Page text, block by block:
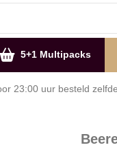
5+1 Multipacks
voor 23:00 uur